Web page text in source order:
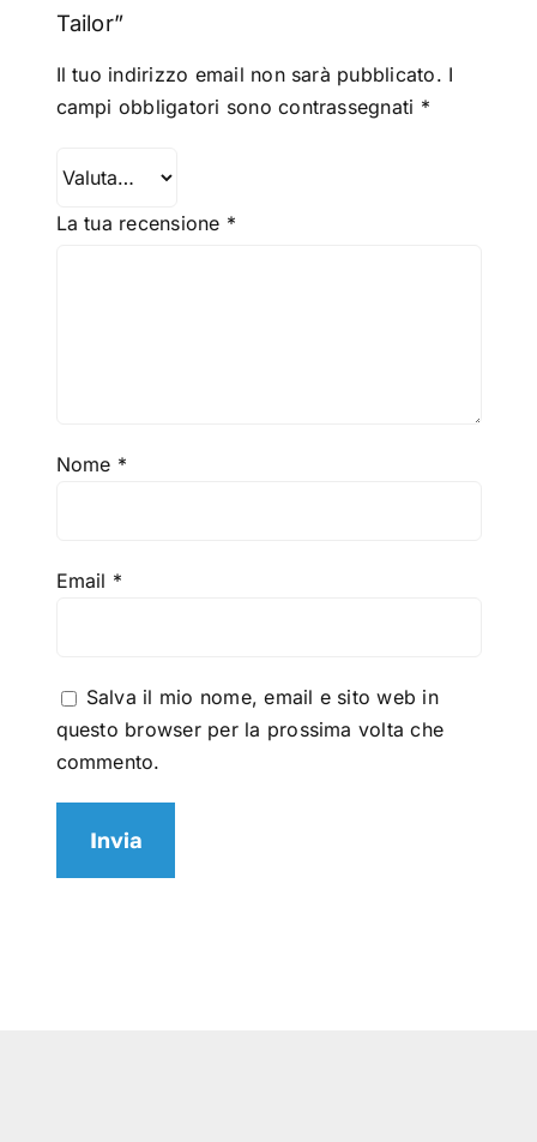
Tailor”
Il tuo indirizzo email non sarà pubblicato. I
campi obbligatori sono contrassegnati *
La tua recensione *
Nome *
Email *
Salva il mio nome, email e sito web in
questo browser per la prossima volta che
commento.